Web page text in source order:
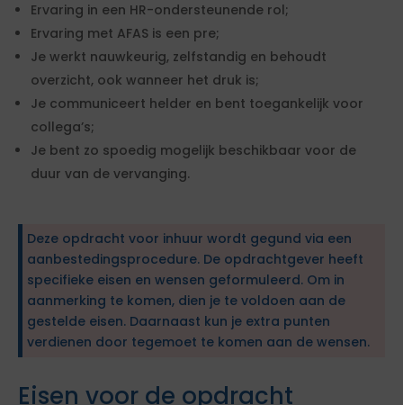
Ervaring in een HR-ondersteunende rol;
Ervaring met AFAS is een pre;
Je werkt nauwkeurig, zelfstandig en behoudt
overzicht, ook wanneer het druk is;
Je communiceert helder en bent toegankelijk voor
collega’s;
Je bent zo spoedig mogelijk beschikbaar voor de
duur van de vervanging.
Deze opdracht voor inhuur wordt gegund via een
aanbestedingsprocedure. De opdrachtgever heeft
specifieke eisen en wensen geformuleerd. Om in
aanmerking te komen, dien je te voldoen aan de
gestelde eisen. Daarnaast kun je extra punten
verdienen door tegemoet te komen aan de wensen.
Eisen voor de opdracht